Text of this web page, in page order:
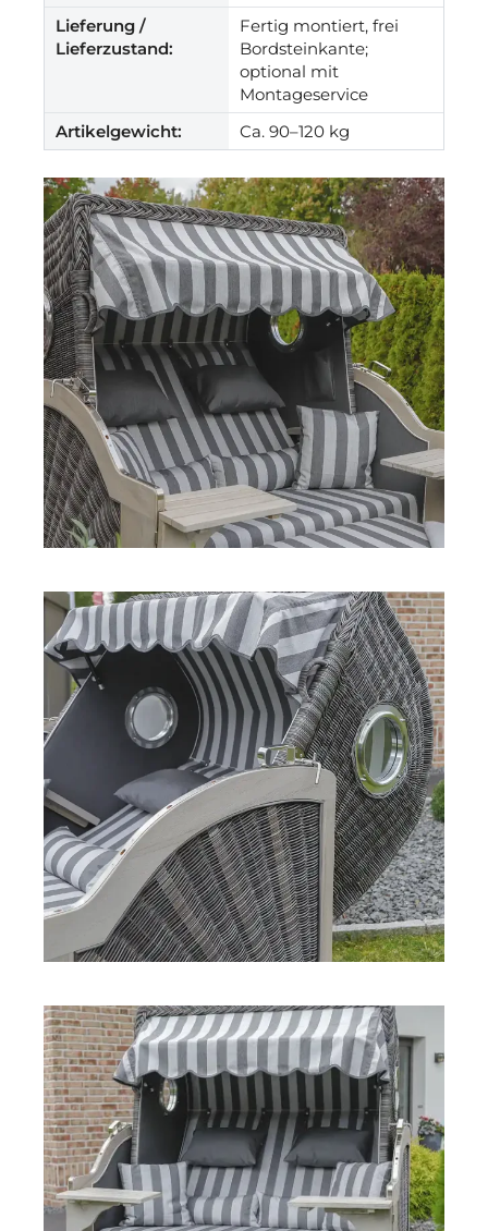
Lieferung /
Lieferzustand:
Fertig montiert, frei
Bordsteinkante;
optional mit
Montageservice
Artikelgewicht:
Ca. 90–120 kg